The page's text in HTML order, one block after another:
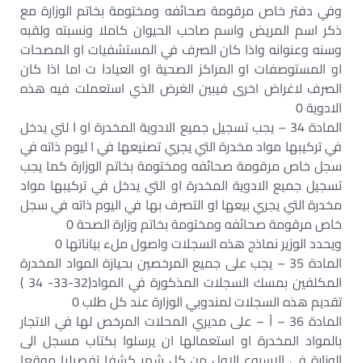
وفي دفتر خاص مرقومة صحائفه ومختومة بخاتم الوزارة مع
ذكر اسم المريض واسم صاحب الحيوان كاملا ونسبته ولقبه
وسنه وعنوانه واذا كان الصرف في المستشفيات او المصحات
او المستوصفات او المراكز الصحية او العيادا ت اما اذا كان
الصرف لاغراض اخرى فيبين الغرض الذي استعملت فيه هذه
الادوية 0
المادة 34 – يجب تسجيل جميع الادوية المخدرة او ا لتي يدخل
في تركيبها مواد مخدرة التي يجري تصنيعها في ا ليوم ذاته في
سجل خاص مرقومة صحائفه ومختومة بخاتم الوزارة كما يجب
تسجيل جميع الادوية المخدرة او التي يدخل في تركيبها مواد
مخدرة التي يجري بيعها او التصرف بها في اليوم ذاته في سجل
خاص مرقومة صحائفه ومختومة بخاتم وزارة الصحة 0
ويحدد الوزير نماذج هذه السجلات واصول ملء بياناتها 0
المادة 35 – يجب على جميع المرخصين بحيازة المواد المخدرة
المكلفين بمسك السجلات المذكورة في المواد(32-33- 34 )
تقديم هذه السجلات لمندوبي الوزارة عند كل طلب 0
المادة 36 – آ – على مديري المحلات المرخص لها في الاتجار
بالمواد المخدرة او استعمالها ان يرسلوا بكتاب مسجل الى